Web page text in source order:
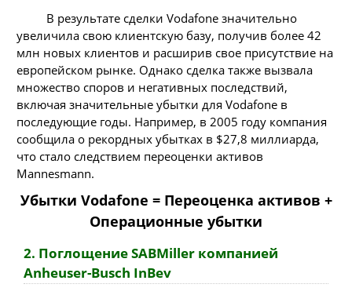
В результате сделки Vodafone значительно
увеличила свою клиентскую базу, получив более 42
млн новых клиентов и расширив свое присутствие на
европейском рынке. Однако сделка также вызвала
множество споров и негативных последствий,
включая значительные убытки для Vodafone в
последующие годы. Например, в 2005 году компания
сообщила о рекордных убытках в $27,8 миллиарда,
что стало следствием переоценки активов
Mannesmann.
Убытки Vodafone = Переоценка активов +
Операционные убытки
2. Поглощение SABMiller компанией
Anheuser-Busch InBev